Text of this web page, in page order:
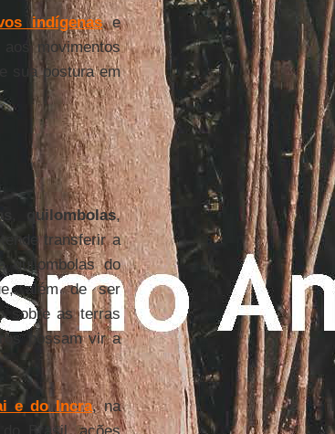
indígenase
aos movimentos
sua postura em
quilombolas,
transferir a
quilombolas do
além de ser
sobre as terras
possam vir a
e do Incra, na